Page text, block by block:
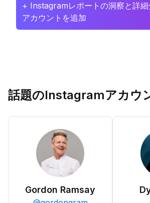
+ Instagramレポートの洞察と詳
アカウントを追加
話題のInstagramアカウ
Gordon Ramsay